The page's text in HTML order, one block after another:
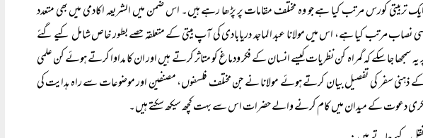
کورس مرتب کیا ہے جو وہ مختلف مقامات پر پڑھا رہے ہیں۔ اس ضمن میں الشریعہ اکادمی میں بھی متعدد
مرتب کیا ہے، اس میں مولانا عبد الماجد دریابادی کی آپ بیتی کے متعلقہ حصے بطور خاص شامل کیے گئے
جا سکے کہ گمراہ کن نظریات کیسے انسان کے فکر ودماغ کو متاثر کرتے ہیں اور ان کا مداوا کرتے ہوئے کن علمی
کے ذہنی سفر کی تفصیل بیان کرتے ہوئے مولانا نے جن مختلف فلسفوں، مصنفین اور موضوعات سے راہ ہدایت کی
فکری دعوت کے میدان میں کام کرنے والے حضرات اس سے بہت کچھ سیکھ سکتے ہیں۔